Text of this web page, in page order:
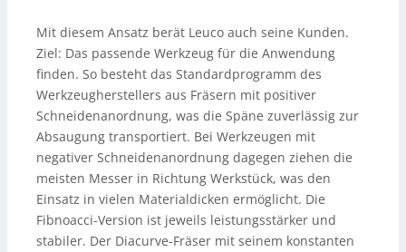
Mit diesem Ansatz berät Leuco auch seine Kunden.
Ziel: Das passende Werkzeug für die Anwendung
finden. So besteht das Standardprogramm des
Werkzeugherstellers aus Fräsern mit positiver
Schneidenanordnung, was die Späne zuverlässig zur
Absaugung transportiert. Bei Werkzeugen mit
negativer Schneidenanordnung dagegen ziehen die
meisten Messer in Richtung Werkstück, was den
Einsatz in vielen Materialdicken ermöglicht. Die
Fibnoacci-Version ist jeweils leistungsstärker und
stabiler. Der Diacurve-Fräser mit seinem konstanten